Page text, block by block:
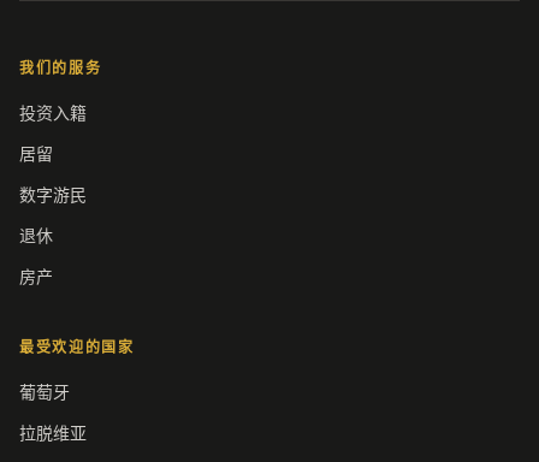
我们的服务
投资入籍
居留
数字游民
退休
房产
最受欢迎的国家
葡萄牙
拉脱维亚